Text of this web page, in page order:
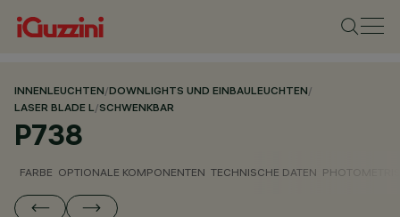
INNENLEUCHTEN/DOWNLIGHTS UND EINBAULEUCHTEN/
LASER BLADE L/SCHWENKBAR
P738
FARBE OPTIONALE KOMPONENTEN TECHNISCHE DATEN